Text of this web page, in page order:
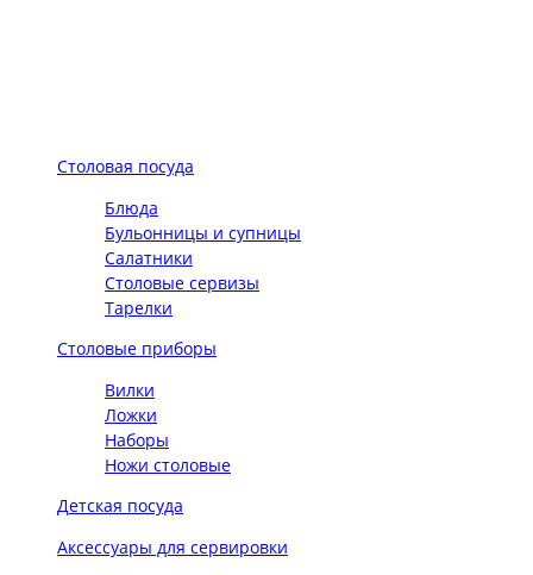
Столовая посуда
Блюда
Бульонницы и супницы
Салатники
Столовые сервизы
Тарелки
Столовые приборы
Вилки
Ложки
Наборы
Ножи столовые
Детская посуда
Аксессуары для сервировки